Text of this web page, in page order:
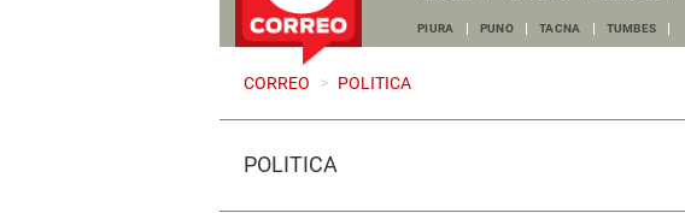
PIURA PUNO TACNA TUMBES
CORREO > POLITICA
POLÍTICA